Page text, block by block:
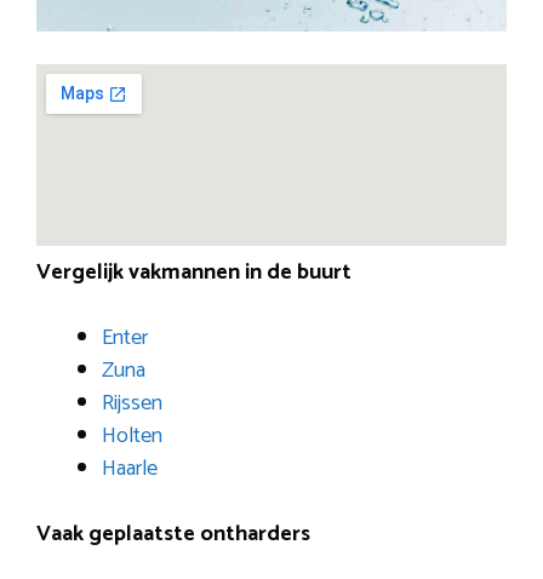
Vergelijk vakmannen in de buurt
Enter
Zuna
Rijssen
Holten
Haarle
Vaak geplaatste ontharders